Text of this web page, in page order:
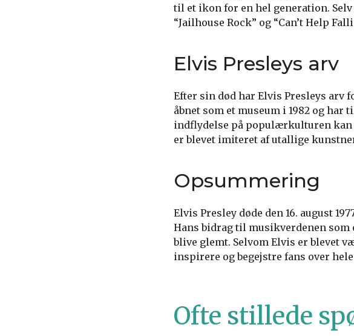
til et ikon for en hel generation. Selv
“Jailhouse Rock” og “Can’t Help
Elvis Presleys arv
Efter sin død har Elvis Presleys arv
åbnet som et museum i 1982 og
indflydelse på populærkulturen kan
er blevet imiteret af utallige
Opsummering
Elvis Presley døde den 16. august
Hans bidrag til musikverdenen
blive glemt. Selvom Elvis er blevet
inspirere og begejstre fans over
Ofte stillede